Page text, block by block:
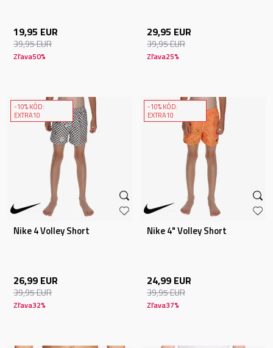
19,95 EUR
39,95EUR
Zľava50%
29,95 EUR
39,95EUR
Zľava25%
-10% KÓD:
EXTRA10
Nike 4 Volley Short
26,99 EUR
39,95EUR
Zľava32%
-10% KÓD:
EXTRA10
Nike 4" Volley Short
24,99 EUR
39,95EUR
Zľava37%